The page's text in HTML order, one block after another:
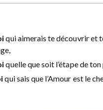
qui aimerais te découvrir et
quelle que soit l’étape de
qui sais que l’Amour est le